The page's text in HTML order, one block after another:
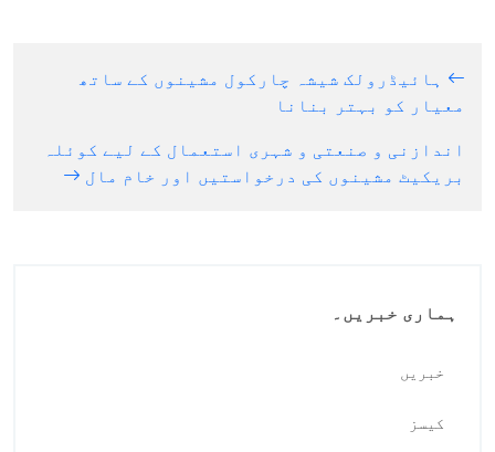
ہماری خبریں۔
خبریں
کیسز
ہائیڈرولک شیشہ چارکول مشینوں کے ساتھ
معیار کو بہتر بنانا
اندازنی و صنعتی و شہری استعمال کے لیے کوئلہ
بریکیٹ مشینوں کی درخواستیں اور خام مال